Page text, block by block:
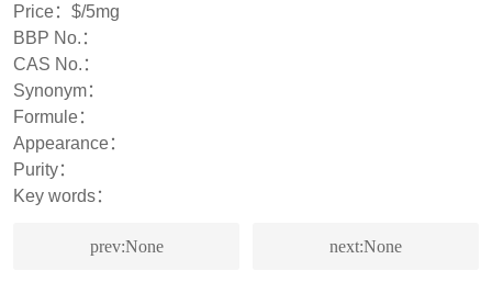
Price：$/5mg
BBP No.：
CAS No.：
Synonym：
Formule：
Appearance：
Purity：
Key words：
prev:None next:None